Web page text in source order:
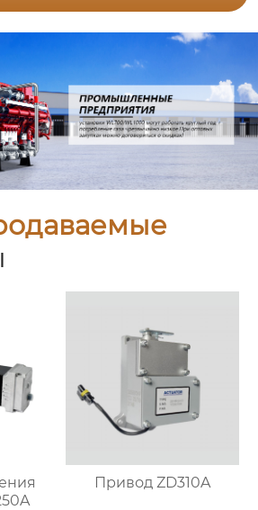
Привод ZD310A